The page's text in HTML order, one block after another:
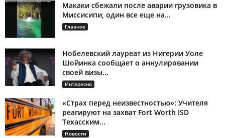
Макаки сбежали после аварии грузовика в
Миссисипи, один все еще на...
Главное
Нобелевский лауреат из Нигерии Уоле
Шойинка сообщает о аннулировании
своей визы...
Интересно
«Страх перед неизвестностью»: Учителя
реагируют на захват Fort Worth ISD
Техасским...
Новости